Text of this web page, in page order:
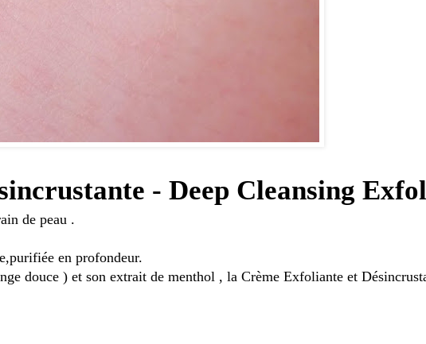
- Deep Cleansing
de peau .
en profondeur.
douce ) et son extrait de menthol , la Crème Exfoliante et